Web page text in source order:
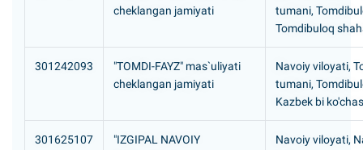
cheklangan jamiyati
tumani,
Tomdibuloq
301242093
"TOMDI-FAYZ" mas`uliyati
cheklangan jamiyati
Navoiy viloyati,
tumani,
Kazbek bi
301625107
"IZGIPAL NAVOIY
Navoiy viloyati,